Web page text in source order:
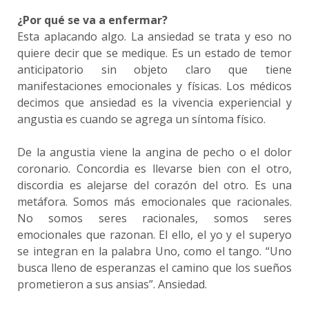
¿Por qué se va a enfermar?
Esta aplacando algo. La ansiedad se trata y eso no
quiere decir que se medique. Es un estado de temor
anticipatorio sin objeto claro que tiene
manifestaciones emocionales y físicas. Los médicos
decimos que ansiedad es la vivencia experiencial y
angustia es cuando se agrega un síntoma físico.
De la angustia viene la angina de pecho o el dolor
coronario. Concordia es llevarse bien con el otro,
discordia es alejarse del corazón del otro. Es una
metáfora. Somos más emocionales que racionales.
No somos seres racionales, somos seres
emocionales que razonan. El ello, el yo y el superyo
se integran en la palabra Uno, como el tango. “Uno
busca lleno de esperanzas el camino que los sueños
prometieron a sus ansias”. Ansiedad.